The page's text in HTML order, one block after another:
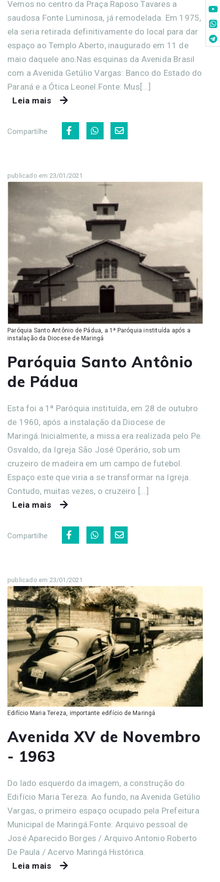
Vemos no centro da Praça Raposo Tavares a
saudosa Fonte Luminosa, já remodelada. Em 1975,
ela seria retirada definitivamente do local para dar
espaço ao Templo Aberto, inaugurado em 11 de
maio daquele ano.Nas esquinas da Avenida Brasil
com a Avenida Getúlio Vargas: Banco do Estado do
Paraná e a Ótica Leonel.Fonte: Mus[...]
Leia mais
Compartilhe
publicado em 23/01/2021
Paróquia Santo Antônio de Pádua, a 1ª Paróquia instituída após a
instalação da Diocese de Maringá
Paróquia Santo Antônio
de Pádua
Esta foi a 1ª Paróquia instituída, em 28 de outubro
de 1960, após a instalação da Diocese de
Maringá.Inicialmente, a missa era realizada pelo Pe.
Osvaldo, da Igreja São José Operário, sob um
cruzeiro de madeira em um campo de futebol.
Espaço este que viria a se transformar na Igreja.
Contudo, muitas vezes, o cruzeiro [...]
Leia mais
Compartilhe
publicado em 23/01/2021
Edifício Maria Tereza, importante edifício de Maringá
Avenida XV de Novembro
- 1963
Do lado esquerdo da imagem, a construção do
Edifício Maria Tereza. Ao fundo, na Avenida Getúlio
Vargas, o primeiro espaço ocupado pela Prefeitura
Municipal de Maringá.Fonte: Arquivo pessoal de
José Aparecido Borges / Arquivo Antonio Roberto
De Paula / Acervo Maringá Histórica.
Leia mais